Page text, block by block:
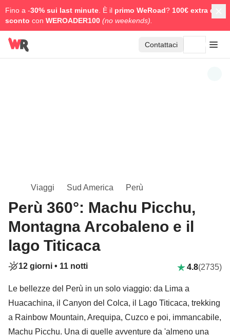
Fino a -30% sui last minute . È il primo WeRoad? 100€ extra di
sconto con WEROADER100 (no weekends).
Contattaci
Viaggi Sud America Perù
Perù 360°: Machu Picchu,
Montagna Arcobaleno e il
lago Titicaca
12 giorni • 11 notti 4.8(2735)
Le bellezze del Perù in un solo viaggio: da Lima a
Huacachina, il Canyon del Colca, il Lago Titicaca, trekking
a Rainbow Mountain, Arequipa, Cuzco e poi, immancabile,
Machu Picchu. Una di quelle avventure da 'almeno una